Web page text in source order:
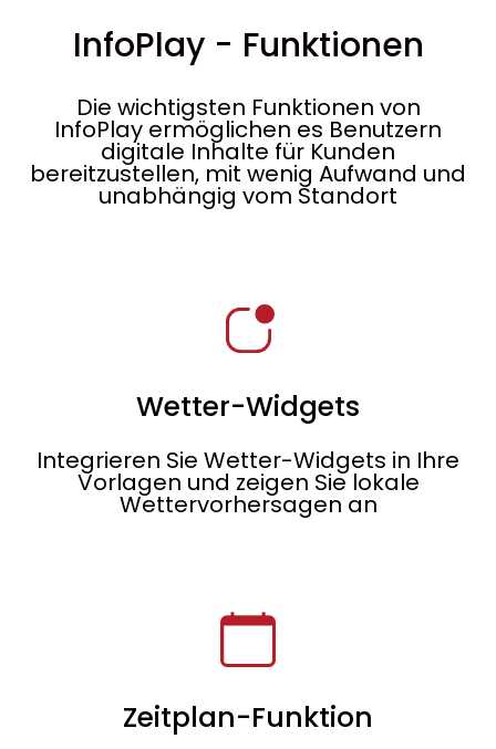
InfoPlay - Funktionen
Die wichtigsten Funktionen von
InfoPlay ermöglichen es Benutzern
digitale Inhalte für Kunden
bereitzustellen, mit wenig Aufwand und
unabhängig vom Standort
Wetter-Widgets
Integrieren Sie Wetter-Widgets in Ihre
Vorlagen und zeigen Sie lokale
Wettervorhersagen an
Zeitplan-Funktion